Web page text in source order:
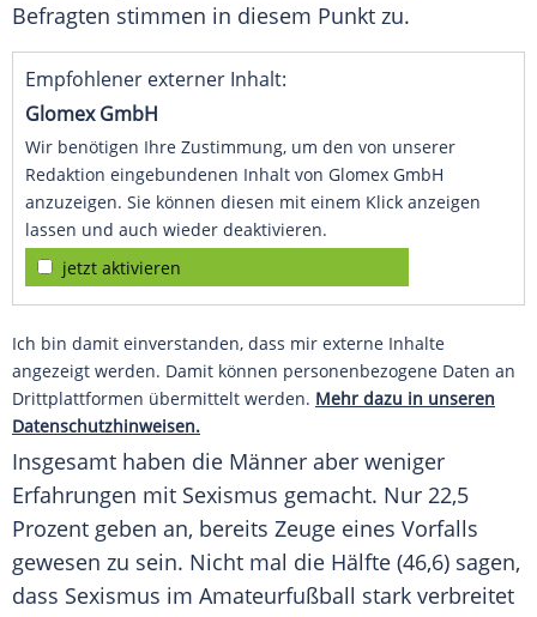
Befragten stimmen in diesem Punkt zu.
Empfohlener externer Inhalt:
Glomex GmbH
Wir benötigen Ihre Zustimmung, um den von unserer
Redaktion eingebundenen Inhalt von Glomex GmbH
anzuzeigen. Sie können diesen mit einem Klick anzeigen
lassen und auch wieder deaktivieren.
jetzt aktivieren
Ich bin damit einverstanden, dass mir externe Inhalte
angezeigt werden. Damit können personenbezogene Daten an
Drittplattformen übermittelt werden. Mehr dazu in unseren
Datenschutzhinweisen.
Insgesamt haben die Männer aber weniger
Erfahrungen mit Sexismus gemacht. Nur 22,5
Prozent geben an, bereits Zeuge eines Vorfalls
gewesen zu sein. Nicht mal die Hälfte (46,6) sagen,
dass Sexismus im Amateurfußball stark verbreitet